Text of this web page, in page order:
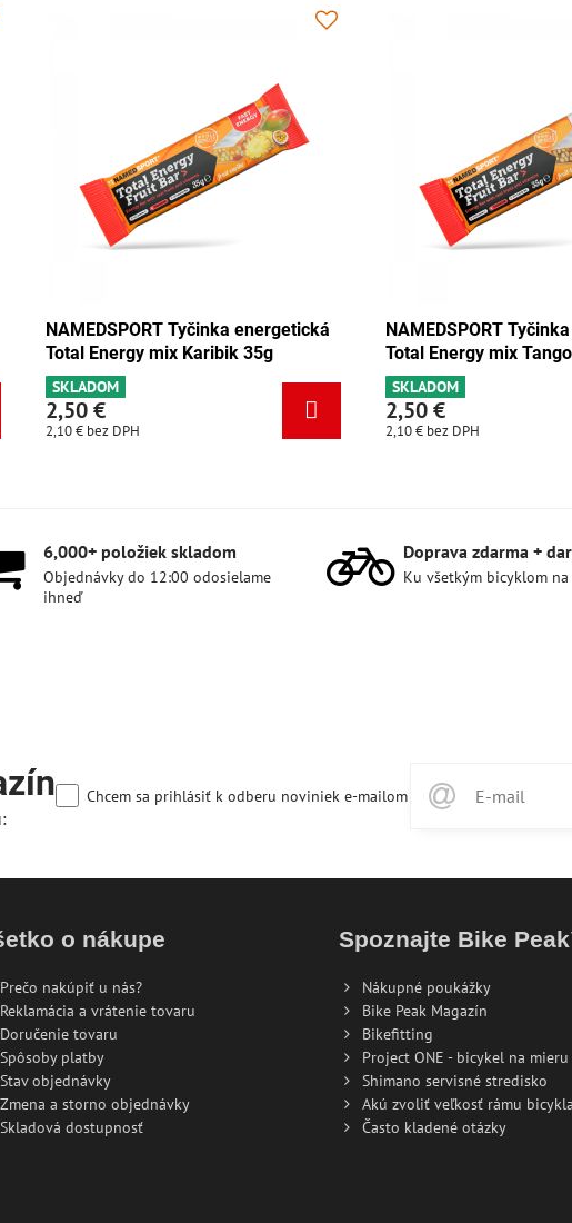
NAMEDSPORT Tyčinka energetická
Total Energy mix Karibik 35g
SKLADOM
2,50 €
2,10 € bez DPH
NAMEDSPORT
Total Energy mix
SKLADOM
2,50 €
2,10 € bez DPH
6,000+ položiek skladom
Objednávky do 12:00 odosielame
ihneď
Doprava zdarma +
Ku všetkým bicyklom
Chcem sa prihlásiť k odberu noviniek e-mailom
o nákupe
Prečo nakúpiť u nás?
Reklamácia a vrátenie tovaru
Doručenie tovaru
Spôsoby platby
Stav objednávky
Zmena a storno objednávky
Skladová dostupnosť
Spoznajte Bike
Nákupné poukážky
Bike Peak Magazín
Bikefitting
Project ONE - bicykel na mieru
Shimano servisné stredisko
Akú zvoliť veľkosť rámu
Často kladené otázky